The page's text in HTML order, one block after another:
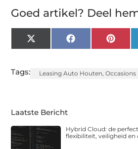
Goed artikel? Deel
X
(Twitter)
Facebook
Tags: Leasing Auto Houten ,
Laatste Bericht
Hybrid Cloud: de
flexibiliteit, veiligheid